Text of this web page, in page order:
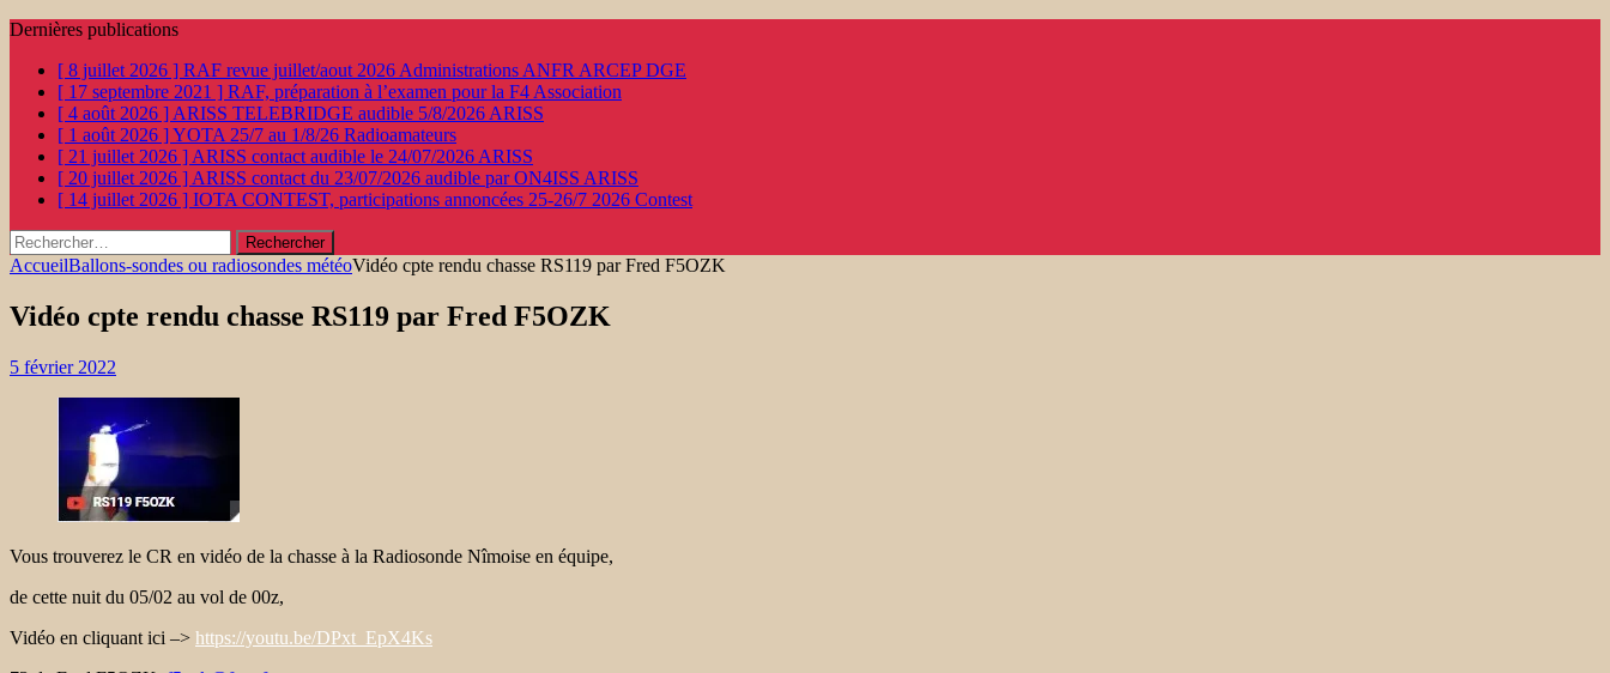
Dernières publications
[ 8 juillet 2026 ] RAF revue juillet/aout 2026 Administrations ANFR ARCEP DGE
[ 17 septembre 2021 ] RAF, préparation à l’examen pour la F4 Association
[ 4 août 2026 ] ARISS TELEBRIDGE audible 5/8/2026 ARISS
[ 1 août 2026 ]YOTA 25/7 au 1/8/26 Radioamateurs
[ 21 juillet 2026 ] ARISS contact audible le 24/07/2026 ARISS
[ 20 juillet 2026 ] ARISS contact du 23/07/2026 audible par ON4ISS ARISS
[ 14 juillet 2026 ] IOTA CONTEST, participations annoncées 25-26/7 2026 Contest
Rechercher :
AccueilBallons-sondes ou radiosondes météoVidéo cpte rendu chasse RS119 par Fred F5OZK
Vidéo cpte rendu chasse RS119 par Fred F5OZK
5 février 2022
Vous trouverez le CR en vidéo de la chasse à la Radiosonde Nîmoise en équipe,
de cette nuit du 05/02 au vol de 00z,
Vidéo en cliquant ici –> https://youtu.be/DPxt_EpX4Ks